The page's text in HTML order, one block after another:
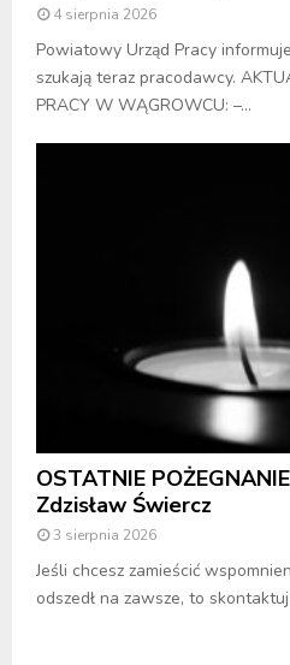
4 sierpnia 2026
Powiatowy Urząd Pracy
szukają teraz pracodawcy.
PRACY W WĄGROWCU: –...
OSTATNIE
Zdzisław Świercz
3 sierpnia 2026
Jeśli chcesz zamieścić
odszedł na zawsze, to